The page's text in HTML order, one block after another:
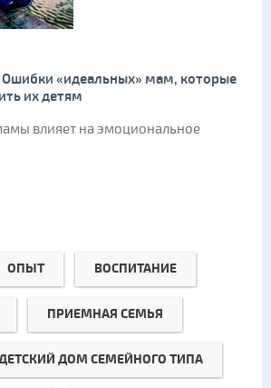
Ошибки «идеальных» мам, которые
их детям
влияет на эмоциональное
ОПЫТ ВОСПИТАНИЕ
ПРИЕМНАЯ СЕМЬЯ
ДОМ СЕМЕЙНОГО ТИПА